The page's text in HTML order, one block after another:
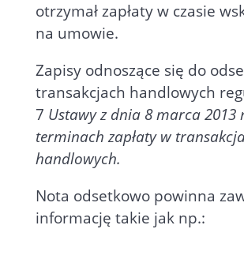
otrzymał zapłaty w czasie
na umowie.
Zapisy odnoszące się do
transakcjach handlowych
7 Ustawy z dnia 8 marca 2013
terminach zapłaty w
handlowych.
Nota odsetkowo powinna
informację takie jak np.: